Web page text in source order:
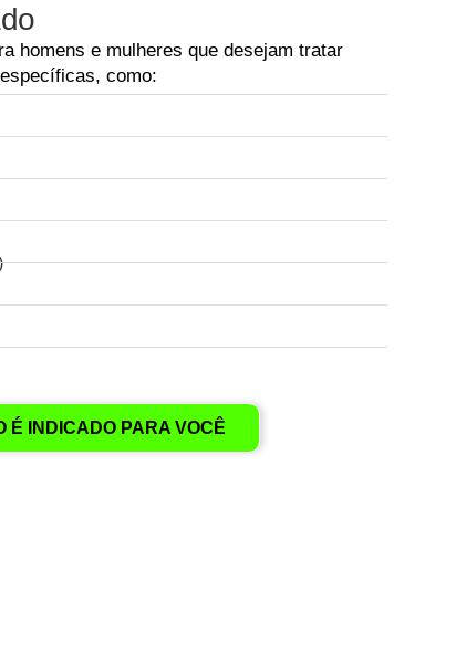
homens e mulheres que desejam tratar
como:
É INDICADO PARA VOCÊ